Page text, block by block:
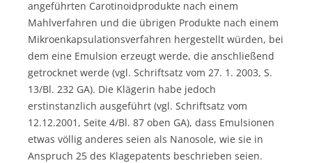
angeführten Carotinoidprodukte nach einem
Mahlverfahren und die übrigen Produkte nach einem
Mikroenkapsulationsverfahren hergestellt würden, bei
dem eine Emulsion erzeugt werde, die anschließend
getrocknet werde (vgl. Schriftsatz vom 27. 1. 2003, S.
13/Bl. 232 GA). Die Klägerin habe jedoch
erstinstanzlich ausgeführt (vgl. Schriftsatz vom
12.12.2001, Seite 4/Bl. 87 oben GA), dass Emulsionen
etwas völlig anderes seien als Nanosole, wie sie in
Anspruch 25 des Klagepatents beschrieben seien.